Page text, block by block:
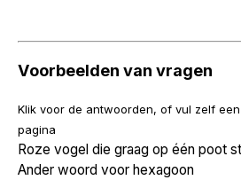
Voorbeelden van vragen
Klik voor de antwoorden, of vul zelf
pagina
Roze vogel die graag op één poot
Ander woord voor hexagoon